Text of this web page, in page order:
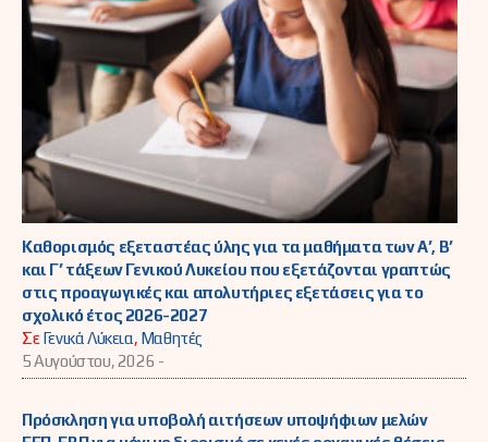
Καθορισμός εξεταστέας ύλης για τα μαθήματα των Α’, Β’
και Γ’ τάξεων Γενικού Λυκείου που εξετάζονται γραπτώς
στις προαγωγικές και απολυτήριες εξετάσεις για το
σχολικό έτος 2026-2027
ΣεΓενικά Λύκεια, Μαθητές
5 Αυγούστου, 2026 -
Πρόσκληση για υποβολή αιτήσεων υποψήφιων μελών